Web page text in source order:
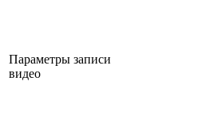
Параметры записи
видео